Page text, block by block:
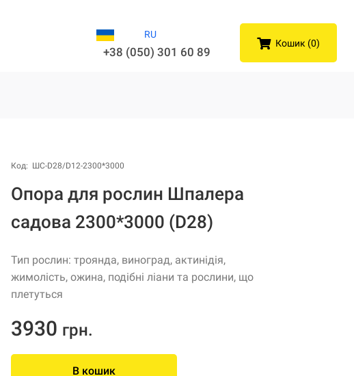
RU
+38 (050) 301 60 89
Кошик (0)
Код: ШС-D28/D12-2300*3000
Опора для рослин Шпалера
садова 2300*3000 (D28)
Тип рослин: троянда, виноград, актинідія,
жимолість, ожина, подібні ліани та рослини, що
плетуться
3930 грн.
В кошик